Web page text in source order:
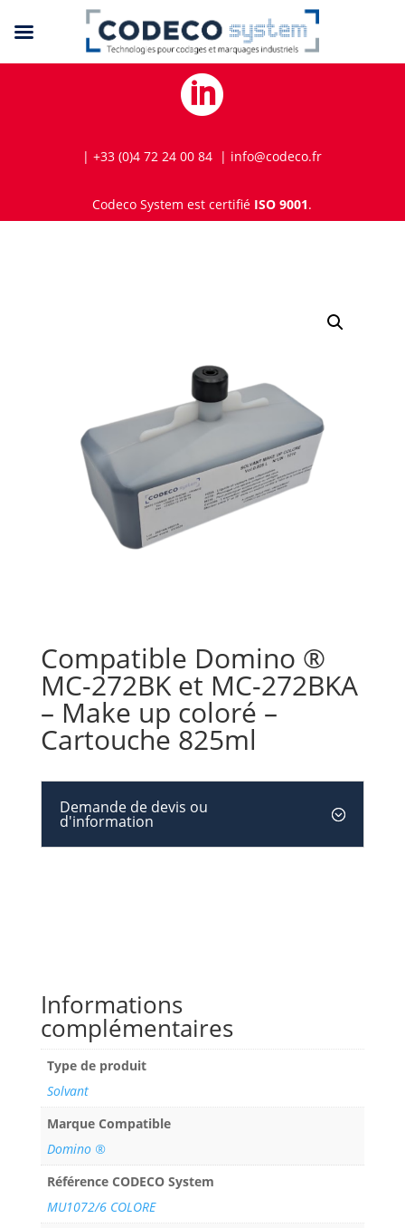

| +33 (0)4 72 24 00 84 | info@codeco.fr
Codeco System est certifié ISO 9001.
Compatible Domino ®
MC-272BK et MC-272BKA
– Make up coloré –
Cartouche 825ml
Demande de devis ou
d'information
Informations
complémentaires
Type de produit
Solvant
Marque Compatible
Domino ®
Référence CODECO System
MU1072/6 COLORE